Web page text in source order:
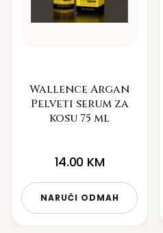
Wallence Argan
Pelveti serum za
kosu 75 ml
14.00 KM
NARUČI ODMAH